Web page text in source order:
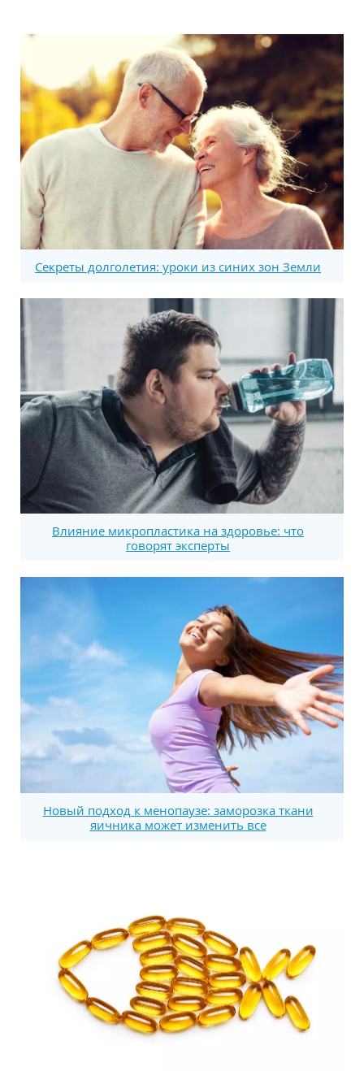
Секреты долголетия: уроки из синих зон Земли
Влияние микропластика на здоровье: что
говорят эксперты
Новый подход к менопаузе: заморозка ткани
яичника может изменить все